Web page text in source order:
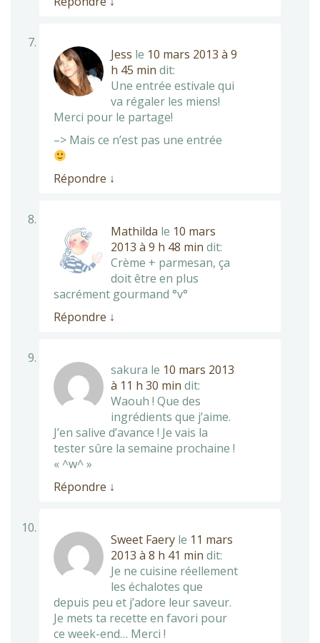
Jess le 10 mars 2013 à 9
h 45 min dit:
Une entrée estivale qui
va régaler les miens!
Merci pour le partage!
–> Mais ce n’est pas une entrée
Répondre ↓
Mathilda le 10 mars
2013 à 9 h 48 min dit:
Crème + parmesan, ça
doit être en plus
sacrément gourmand °v°
Répondre ↓
sakura le 10 mars 2013
à 11 h 30 min dit:
Waouh ! Que des
ingrédients que j’aime.
J’en salive d’avance ! Je vais la
tester sûre la semaine prochaine !
« ^w^ »
Répondre ↓
Sweet Faery le 11 mars
2013 à 8 h 41 min dit:
Je ne cuisine réellement
les échalotes que
depuis peu et j’adore leur saveur.
Je mets ta recette en favori pour
ce week-end… Merci !